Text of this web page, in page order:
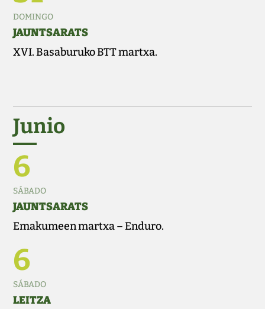
DOMINGO
JAUNTSARATS
XVI. Basaburuko BTT martxa.
Junio
6
SÁBADO
JAUNTSARATS
Emakumeen martxa – Enduro.
6
SÁBADO
LEITZA